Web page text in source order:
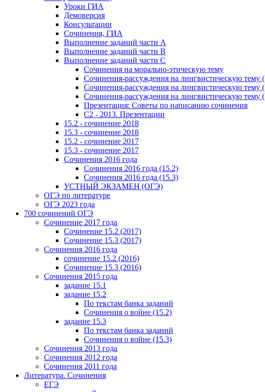
Уроки ГИА
Демоверсия
Консультации
Сочинения, ГИА
Выполнение заданий части А
Выполнение заданий части В
Выполнение заданий части С
Сочинения на морально-этическую тему
Сочинения-рассуждения на лингвистическую тему
Сочинения-рассуждения на лингвистическую тему
Сочинения-рассуждения на лингвистическую тему
Презентация: Советы по написанию сочинения
C2 - 2013. Презентации
15.2 - сочинение 2018
15.3 - сочинение 2018
15.2 - сочинение 2017
15.3 - сочинение 2017
Сочинения 2016 года
Сочинения 2016 года (15.2)
Сочинения 2016 года (15.3)
УСТНЫЙ ЭКЗАМЕН (ОГЭ)
ОГЭ по литературе
ОГЭ 2023 года
700 cочинений ОГЭ
Сочинение 2017 года
Сочинение 15.2 (2017)
Сочинение 15.3 (2017)
Сочинения 2016 года
сочинение 15.2 (2016)
Сочинение 15.3 (2016)
Сочинения 2015 года
задание 15.1
задание 15.2
По текстам банка заданий
Сочинения о войне (15.2)
задание 15.3
По текстам банка заданий
Сочинения о войне (15.3)
Сочинения 2013 года
Сочинения 2012 года
Сочинения 2011 года
Литература. Сочинения
ЕГЭ